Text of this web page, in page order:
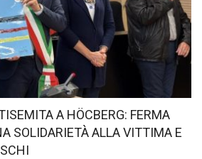
A HÖCBERG: FERMA
SOLIDARIETÀ ALLA VITTIMA E